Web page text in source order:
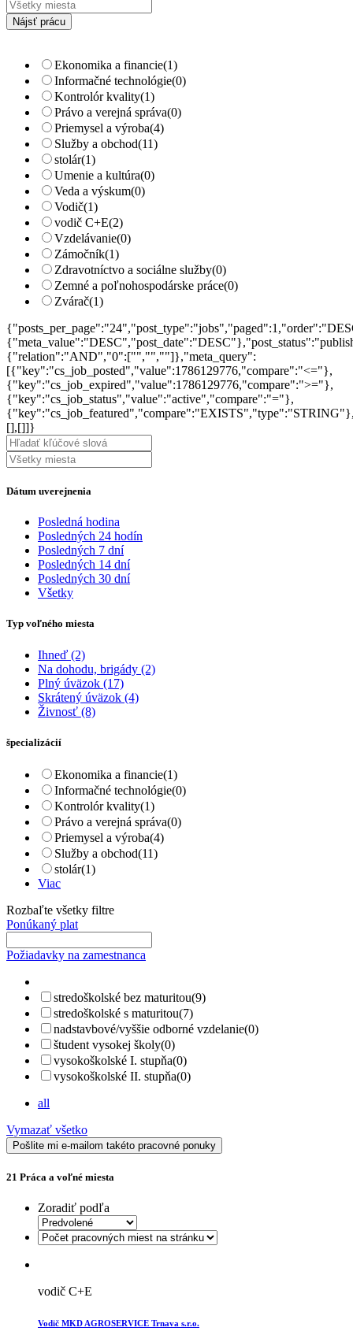
Ekonomika a financie(1)
Informačné technológie(0)
Kontrolór kvality(1)
Právo a verejná správa(0)
Priemysel a výroba(4)
Služby a obchod(11)
stolár(1)
Umenie a kultúra(0)
Veda a výskum(0)
Vodič(1)
vodič C+E(2)
Vzdelávanie(0)
Zámočník(1)
Zdravotníctvo a sociálne služby(0)
Zemné a poľnohospodárske práce(0)
Zvárač(1)
{"relation":"AND","0":["","",""]},"meta_query":
[{"key":"cs_job_posted","value":1786129776,"compare":"<="},
{"key":"cs_job_expired","value":1786129776,"compare":">="},
{"key":"cs_job_status","value":"active","compare":"="},
[],[]]}
Dátum uverejnenia
Posledná hodina
Posledných 24 hodín
Posledných 7 dní
Posledných 14 dní
Posledných 30 dní
Všetky
Typ voľného miesta
Ihneď (2)
Na dohodu, brigády (2)
Plný úväzok (17)
Skrátený úväzok (4)
Živnosť (8)
špecializácií
Ekonomika a financie(1)
Informačné technológie(0)
Kontrolór kvality(1)
Právo a verejná správa(0)
Priemysel a výroba(4)
Služby a obchod(11)
stolár(1)
Viac
Rozbaľte všetky filtre
Ponúkaný plat
Požiadavky na zamestnanca
stredoškolské bez maturitou(9)
stredoškolské s maturitou(7)
nadstavbové/vyššie odborné vzdelanie(0)
študent vysokej školy(0)
vysokoškolské I. stupňa(0)
vysokoškolské II. stupňa(0)
all
Vymazať všetko
Pošlite mi e-mailom takéto pracovné ponuky
21 Práca a voľné miesta
Zoradiť podľa
vodič C+E
Vodič MKD AGROSERVICE Trnava s.r.o.